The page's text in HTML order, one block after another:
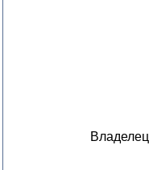
Владелец